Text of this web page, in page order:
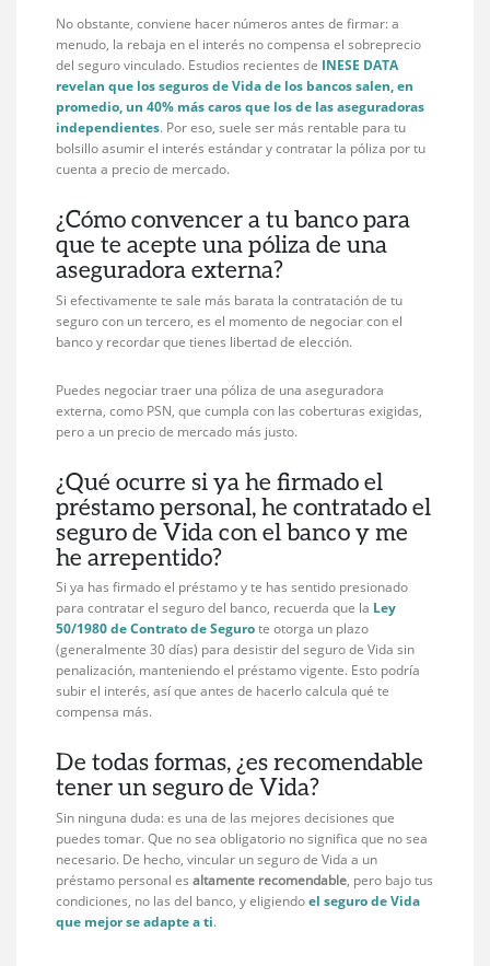
No obstante, conviene hacer números antes de firmar: a
menudo, la rebaja en el interés no compensa el sobreprecio
del seguro vinculado. Estudios recientes de INESE DATA
revelan que los seguros de Vida de los bancos salen, en
promedio, un40% más carosque los de las aseguradoras
independientes. Por eso, suele ser más rentable para tu
bolsillo asumir el interés estándar y contratar la póliza por tu
cuenta a precio de mercado.
¿Cómo convencer a tu banco para
que te acepte una póliza de una
aseguradora externa?
Si efectivamente te sale más barata la contratación de tu
seguro con un tercero, es el momento de negociar con el
banco y recordar que tienes libertad de elección.
Puedes negociar traer una póliza de una aseguradora
externa, como PSN, que cumpla con las coberturas exigidas,
pero a un precio de mercado más justo.
¿Qué ocurre si ya he firmado el
préstamo personal, he contratado el
seguro de Vida con el banco y me
he arrepentido?
Si ya has firmado el préstamo y te has sentido presionado
para contratar el seguro del banco, recuerda que la Ley
50/1980 de Contrato de Segurote otorga un plazo
(generalmente 30 días) para desistir del seguro de Vida sin
penalización, manteniendo el préstamo vigente. Esto podría
subir el interés, así que antes de hacerlo calcula qué te
compensa más.
De todas formas, ¿es recomendable
tener un seguro de Vida?
Sin ninguna duda: es una de las mejores decisiones que
puedes tomar. Que no sea obligatorio no significa que no sea
necesario. De hecho, vincular un seguro de Vida a un
préstamo personal esaltamente recomendable, pero bajo tus
condiciones, no las del banco, y eligiendoel seguro de Vida
que mejor se adapte a ti.